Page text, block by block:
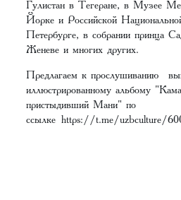
Гулистан в Тегеране, в Музее
Йорке и Российской
Петербурге, в собрании принца
Женеве и многих других.
Предлагаем к прослушиванию
иллюстрированному альбому
пристыдивший Мани" по
ссылкеhttps://t.me/uzbculture/